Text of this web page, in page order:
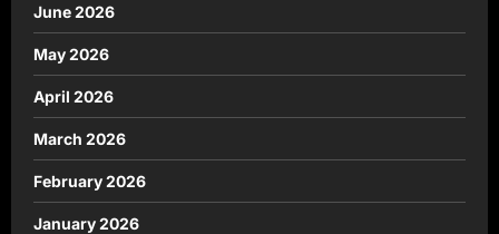
June 2026
May 2026
April 2026
March 2026
February 2026
January 2026